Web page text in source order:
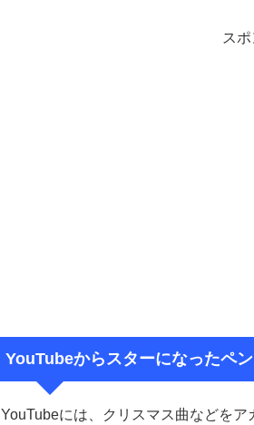
ス
YouTubeからスターになったペ
YouTubeには、クリスマス曲などをア